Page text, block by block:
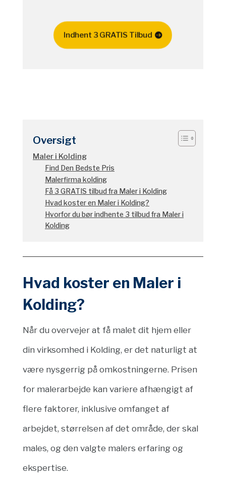
Indhent 3 GRATIS Tilbud
Oversigt
Maler i Kolding
Find Den Bedste Pris
Malerfirma kolding
Få 3 GRATIS tilbud fra Maler i Kolding
Hvad koster en Maler i Kolding?
Hvorfor du bør indhente 3 tilbud fra Maler i
Kolding
Hvad koster en Maler i
Kolding?
Når du overvejer at få malet dit hjem eller
din virksomhed i Kolding, er det naturligt at
være nysgerrig på omkostningerne. Prisen
for malerarbejde kan variere afhængigt af
flere faktorer, inklusive omfanget af
arbejdet, størrelsen af det område, der skal
males, og den valgte malers erfaring og
ekspertise.